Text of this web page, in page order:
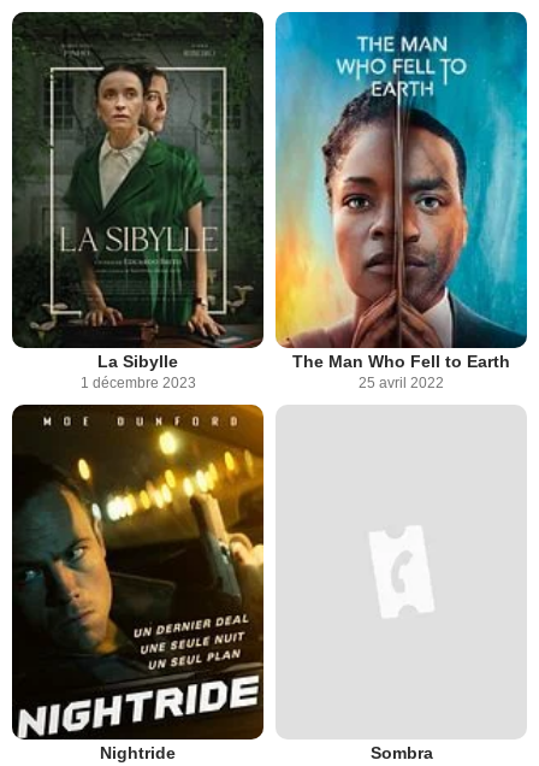
La Sibylle
1 décembre 2023
The Man Who Fell to Earth
25 avril 2022
Nightride Sombra